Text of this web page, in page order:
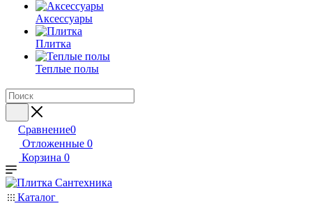
Аксессуары
Плитка
Теплые полы
Сравнение0
Отложенные 0
Корзина 0
Каталог